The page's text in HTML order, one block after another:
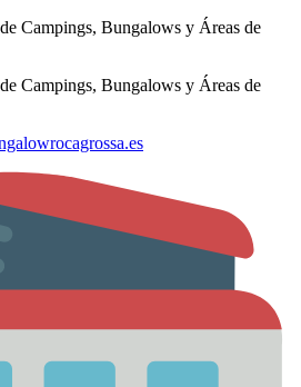
Campings, Bungalows y Áreas de
Campings, Bungalows y Áreas de